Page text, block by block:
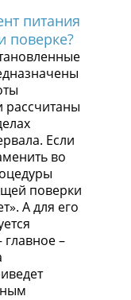
питания
поверке?
рассчитаны
Если
во
поверки
А для его
–